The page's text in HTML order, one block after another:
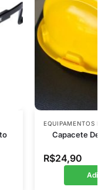
EQUIPAMENTOS
Capacete
R$24,90